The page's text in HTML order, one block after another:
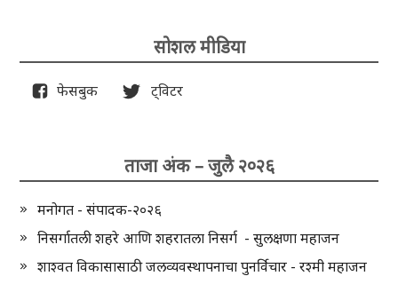
सोशल मीडिया
फेसबुक ट्विटर
ताजा अंक – जुलै २०२६
मनोगत - संपादक-२०२६
निसर्गातली शहरे आणि शहरातला निसर्ग - सुलक्षणा महाजन
शाश्वत विकासासाठी जलव्यवस्थापनाचा पुनर्विचार - रश्मी महाजन